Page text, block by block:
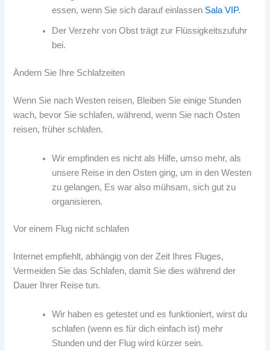
essen, wenn Sie sich darauf einlassen Sala VIP.
Der Verzehr von Obst trägt zur Flüssigkeitszufuhr
bei.
Ändern Sie Ihre Schlafzeiten
Wenn Sie nach Westen reisen, Bleiben Sie einige Stunden
wach, bevor Sie schlafen, während, wenn Sie nach Osten
reisen, früher schlafen.
Wir empfinden es nicht als Hilfe, umso mehr, als
unsere Reise in den Osten ging, um in den Westen
zu gelangen, Es war also mühsam, sich gut zu
organisieren.
Vor einem Flug nicht schlafen
Internet empfiehlt, abhängig von der Zeit Ihres Fluges,
Vermeiden Sie das Schlafen, damit Sie dies während der
Dauer Ihrer Reise tun.
Wir haben es getestet und es funktioniert, wirst du
schlafen (wenn es für dich einfach ist) mehr
Stunden und der Flug wird kürzer sein.